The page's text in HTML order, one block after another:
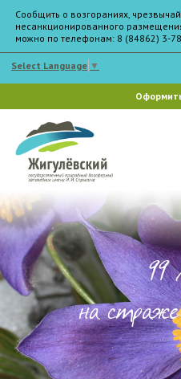
Сообщить о возгораниях,
несанкционированного
можно по телефонам: 8 (84862) 3-
Select Language ▼
99
на